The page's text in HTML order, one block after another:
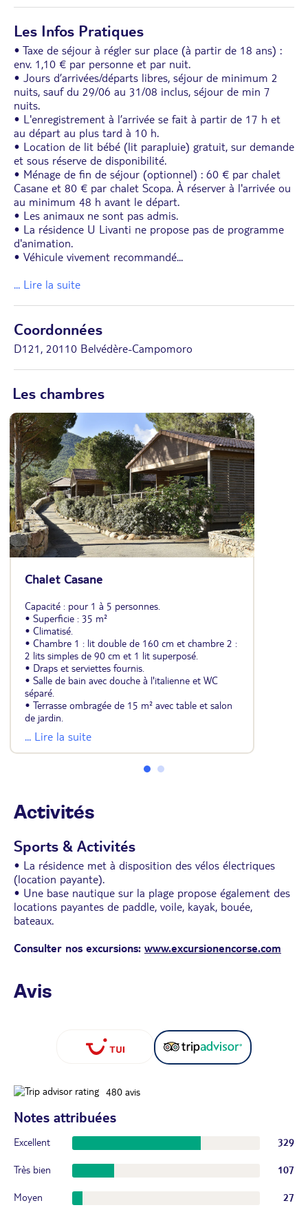
Les Infos Pratiques
• Taxe de séjour à régler sur place (à partir de 18 ans) :
env. 1,10 € par personne et par nuit.
• Jours d’arrivées/départs libres, séjour de minimum 2
nuits, sauf du 29/06 au 31/08 inclus, séjour de min 7
nuits.
• L'enregistrement à l’arrivée se fait à partir de 17 h et
au départ au plus tard à 10 h.
• Location de lit bébé (lit parapluie) gratuit, sur demande
et sous réserve de disponibilité.
• Ménage de fin de séjour (optionnel) : 60 € par chalet
Casane et 80 € par chalet Scopa. À réserver à l'arrivée ou
au minimum 48 h avant le départ.
• Les animaux ne sont pas admis.
• La résidence U Livanti ne propose pas de programme
d'animation.
• Véhicule vivement recommandé...
... Lire la suite
Coordonnées
D121, 20110 Belvédère-Campomoro
Les chambres
Chalet Casane
Capacité : pour 1 à 5 personnes.
• Superficie : 35 m²
• Climatisé.
• Chambre 1 : lit double de 160 cm et chambre 2 :
2 lits simples de 90 cm et 1 lit superposé.
• Draps et serviettes fournis.
• Salle de bain avec douche à l'italienne et WC
séparé.
• Terrasse ombragée de 15 m² avec table et salon
de jardin.
• Cuisine équipée avec cafetière Senseo, lave-
vaisselle, micro-onde, plaques, réfrigérateur et
congélateur, cafetière filtre, bouilloire et grille-pain.
... Lire la suite
Activités
Sports & Activités
• La résidence met à disposition des vélos électriques
(location payante).
• Une base nautique sur la plage propose également des
locations payantes de paddle, voile, kayak, bouée,
bateaux.
Consulter nos excursions: www.excursionencorse.com
Avis
480 avis
Notes attribuées
Excellent 329
Très bien 107
Moyen 27